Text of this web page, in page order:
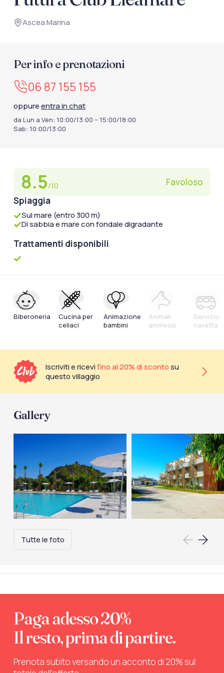
documenti di viaggio.
Ascea Marina
Per info e prenotazioni
06 87 155 155
oppureentra in chat
da Lun a Ven: 10:00/13:00 – 15:00/18:00
Sab: 10:00/13:00
8.5/10
Favoloso
Spiaggia
Sul mare (entro 300 m)
Di sabbia e mare con fondale digradante
Trattamenti disponibili
Biberoneria
Cucina per
celiaci
Animazione
bambini
Animali
ammessi
Servizio
navetta
Iscriviti e ricevifino al 20% di scontosu
questo villaggio
Gallery
Tutte le foto
Paga adesso 20%
Il resto, prima di partire.
Prenota subito versando un acconto di 20% sul